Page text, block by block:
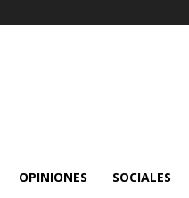
OPINIONES SOCIALES